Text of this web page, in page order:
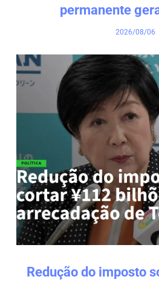
permanente
2026/08/06
Redução do imposto